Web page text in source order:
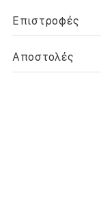
Επιστροφές
Αποστολές